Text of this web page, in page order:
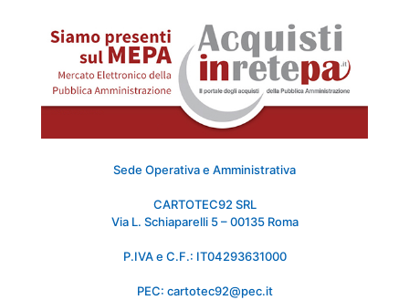
Sede Operativa e Amministrativa
CARTOTEC92 SRL
Via L. Schiaparelli 5 – 00135 Roma
P.IVA e C.F.: IT04293631000
PEC: cartotec92@pec.it